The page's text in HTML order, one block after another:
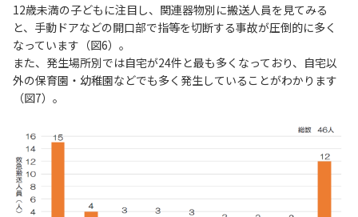
12歳未満の子どもに注目し、関連器物別に搬送人員を見てみる
と、手動ドアなどの開口部で指等を切断する事故が圧倒的に多く
なっています（図6）。
また、発生場所別では自宅が24件と最も多くなっており、自宅以
外の保育園・幼稚園などでも多く発生していることがわかります
（図7）。